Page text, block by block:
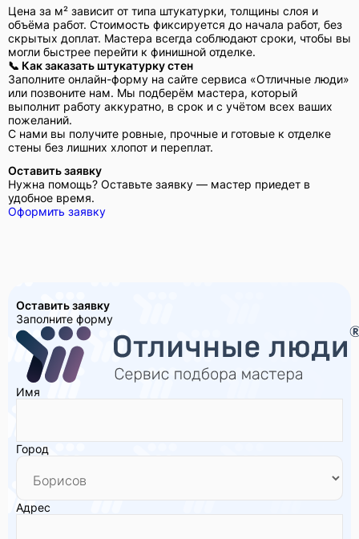
Цена за м² зависит от типа штукатурки, толщины слоя и
объёма работ. Стоимость фиксируется до начала работ, без
скрытых доплат. Мастера всегда соблюдают сроки, чтобы вы
могли быстрее перейти к финишной отделке.
📞 Как заказать штукатурку стен
Заполните онлайн-форму на сайте сервиса «Отличные люди»
или позвоните нам. Мы подберём мастера, который
выполнит работу аккуратно, в срок и с учётом всех ваших
пожеланий.
С нами вы получите ровные, прочные и готовые к отделке
стены без лишних хлопот и переплат.
Оставить заявку
Нужна помощь? Оставьте заявку — мастер приедет в
удобное время.
Оформить заявку
Оставить заявку
Заполните форму
Имя
Город
Адрес